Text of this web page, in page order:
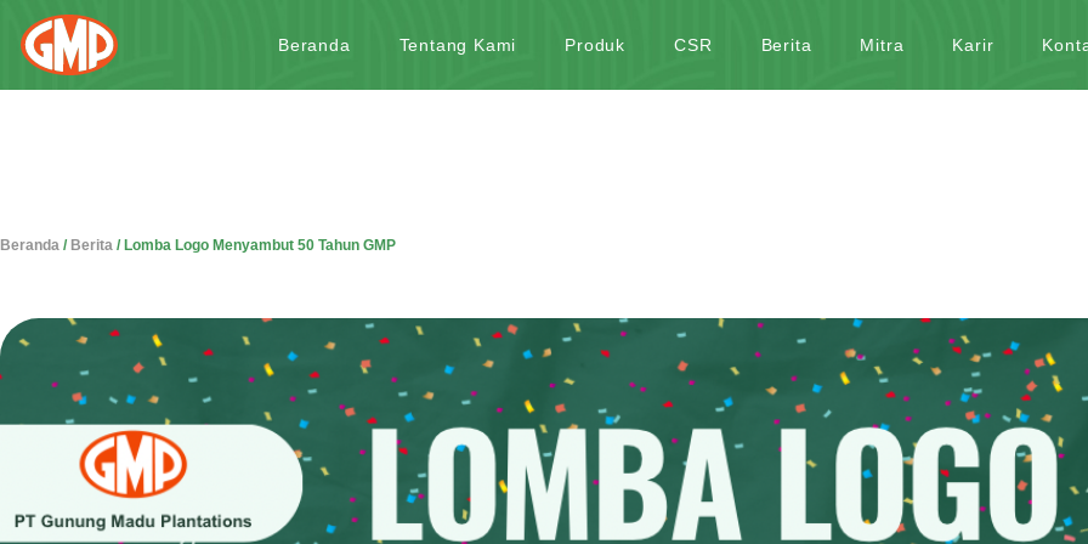
Beranda Tentang Kami Produk CSR Berita Mitra Karir
Beranda / Berita / Lomba Logo Menyambut 50 Tahun GMP